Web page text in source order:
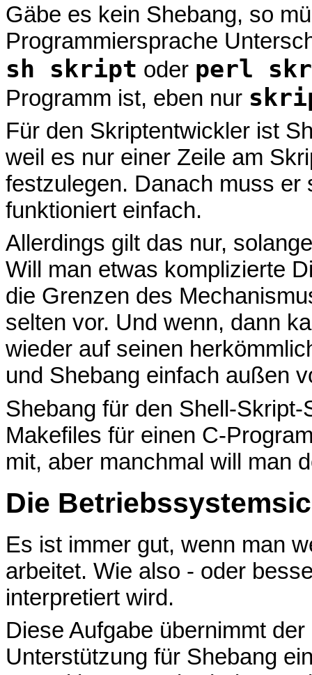
Gäbe es kein Shebang, so
Programmiersprache
sh skript oder perl
Programm ist, eben nur
Für den Skriptentwickler ist
weil es nur einer Zeile am
festzulegen. Danach muss
funktioniert einfach.
Allerdings gilt das nur,
Will man etwas komplizierte
die Grenzen des
selten vor. Und wenn, dann
wieder auf seinen
und Shebang einfach außen
Shebang für den Shell-
Makefiles für einen C-
mit, aber manchmal will man
Die
Es ist immer gut, wenn man
arbeitet. Wie also - oder
interpretiert wird.
Diese Aufgabe übernimmt
Unterstützung für Shebang